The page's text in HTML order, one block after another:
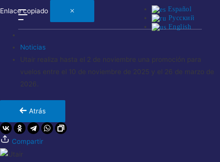
Español
Русский
English
Enlace copiado
Noticias
Utair realiza hasta el 2 de noviembre una promoción para
vuelos entre el 10 de noviembre de 2025 y el 26 de marzo de
2026.
Atrás
Compartir